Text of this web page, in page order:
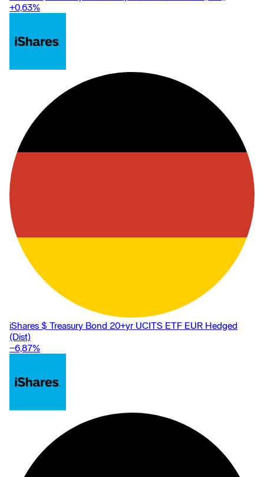
+0,63%
iShares $ Treasury Bond 20+yr UCITS ETF EUR Hedged
(Dist)
−6,87%